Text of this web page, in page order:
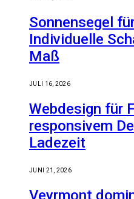
Sonnensegel
Individuelle
Maß
JULI 16, 2026
Webdesign für
responsivem
Ladezeit
JUNI 21, 2026
Veyrmont